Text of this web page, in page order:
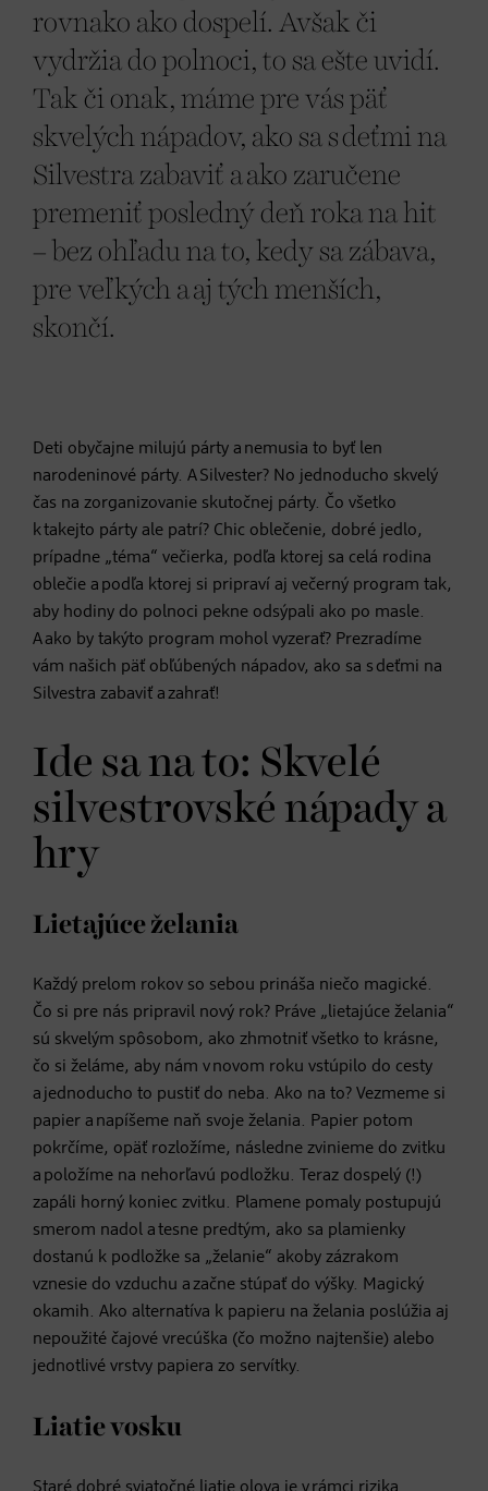
rovnako ako dospelí. Avšak či
vydržia do polnoci, to sa ešte uvidí.
Tak či onak, máme pre vás päť
skvelých nápadov, ako sa s deťmi na
Silvestra zabaviť a ako zaručene
premeniť posledný deň roka na hit
– bez ohľadu na to, kedy sa zábava,
pre veľkých a aj tých menších,
skončí.
Deti obyčajne milujú párty a nemusia to byť len
narodeninové párty. A Silvester? No jednoducho skvelý
čas na zorganizovanie skutočnej párty. Čo všetko
k takejto párty ale patrí? Chic oblečenie, dobré jedlo,
prípadne „téma“ večierka, podľa ktorej sa celá rodina
oblečie a podľa ktorej si pripraví aj večerný program tak,
aby hodiny do polnoci pekne odsýpali ako po masle.
A ako by takýto program mohol vyzerať? Prezradíme
vám našich päť obľúbených nápadov, ako sa s deťmi na
Silvestra zabaviť a zahrať!
Ide sa na to: Skvelé
silvestrovské nápady a
hry
Lietajúce želania
Každý prelom rokov so sebou prináša niečo magické.
Čo si pre nás pripravil nový rok? Práve „lietajúce želania“
sú skvelým spôsobom, ako zhmotniť všetko to krásne,
čo si želáme, aby nám v novom roku vstúpilo do cesty
a jednoducho to pustiť do neba. Ako na to? Vezmeme si
papier a napíšeme naň svoje želania. Papier potom
pokrčíme, opäť rozložíme, následne zvinieme do zvitku
a položíme na nehorľavú podložku. Teraz dospelý (!)
zapáli horný koniec zvitku. Plamene pomaly postupujú
smerom nadol a tesne predtým, ako sa plamienky
dostanú k podložke sa „želanie“ akoby zázrakom
vznesie do vzduchu a začne stúpať do výšky. Magický
okamih. Ako alternatíva k papieru na želania poslúžia aj
nepoužité čajové vrecúška (čo možno najtenšie) alebo
jednotlivé vrstvy papiera zo servítky.
Liatie vosku
Staré dobré sviatočné liatie olova je v rámci rizika